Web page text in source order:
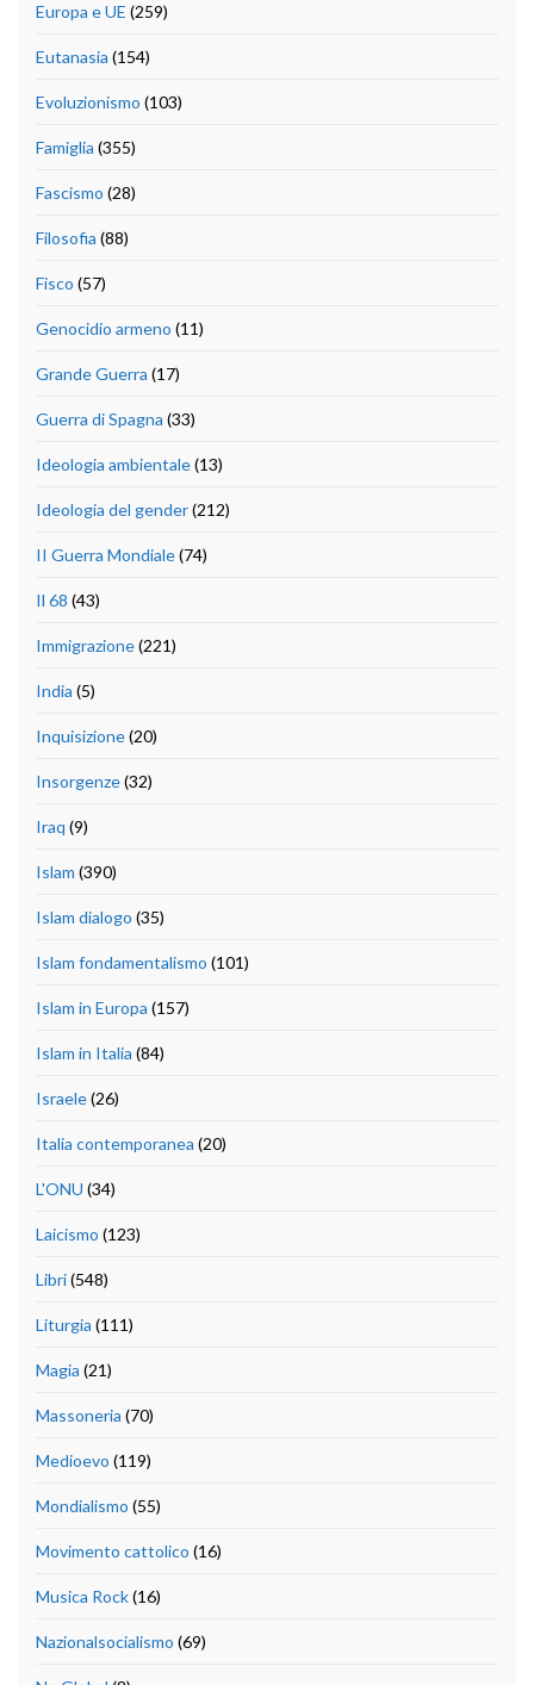
Europa e UE (259)
Eutanasia (154)
Evoluzionismo (103)
Famiglia (355)
Fascismo (28)
Filosofia (88)
Fisco (57)
Genocidio armeno (11)
Grande Guerra (17)
Guerra di Spagna (33)
Ideologia ambientale(13)
Ideologia del gender(212)
II Guerra Mondiale(74)
Il 68 (43)
Immigrazione(221)
India (5)
Inquisizione(20)
Insorgenze(32)
Iraq (9)
Islam (390)
Islam dialogo (35)
Islam fondamentalismo (101)
Islam in Europa (157)
Islam in Italia (84)
Israele(26)
Italia contemporanea (20)
L'ONU (34)
Laicismo (123)
Libri(548)
Liturgia (111)
Magia (21)
Massoneria (70)
Medioevo (119)
Mondialismo (55)
Movimento cattolico (16)
Musica Rock(16)
Nazionalsocialismo (69)